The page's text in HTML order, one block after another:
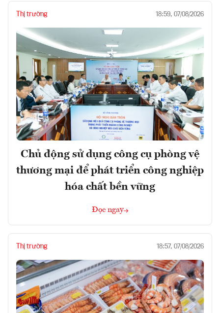
Thị trường 18:59, 07/08/2026
Chủ động sử dụng công cụ phòng vệ
thương mại để phát triển công nghiệp
hóa chất bền vững
Đọc ngay
Thị trường 18:57, 07/08/2026